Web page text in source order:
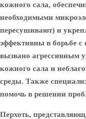
кожного сала,
необходимыми
пересушивают) и
эффективны в борьбе с
вызвано агрессивным
кожного сала и
среды. Также
помочь в решении
Перхоть,